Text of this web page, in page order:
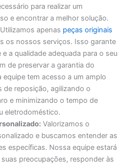
para realizar um
e encontrar a melhor solução.
Utilizamos apenas peças originais
os nossos serviços. Isso garante
a qualidade adequada para o seu
de preservar a garantia do
equipe tem acesso a um amplo
de reposição, agilizando o
e minimizando o tempo de
eletrodoméstico.
Valorizamos o
e buscamos entender as
específicas. Nossa equipe estará
preocupações, responder às